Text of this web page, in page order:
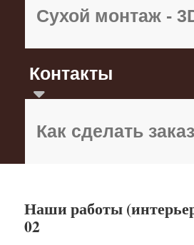
Сухой монтаж -
Контакты
Как сделать заказ
Наши работы
02